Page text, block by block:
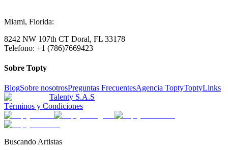
Miami, Florida:
8242 NW 107th CT Doral, FL 33178
Telefono: +1 (786)7669423
Sobre Topty
BlogSobre nosotrosPreguntas FrecuentesAgencia ToptyToptyLinks
Talenty S.A.S
Términos y Condiciones
Buscando Artistas